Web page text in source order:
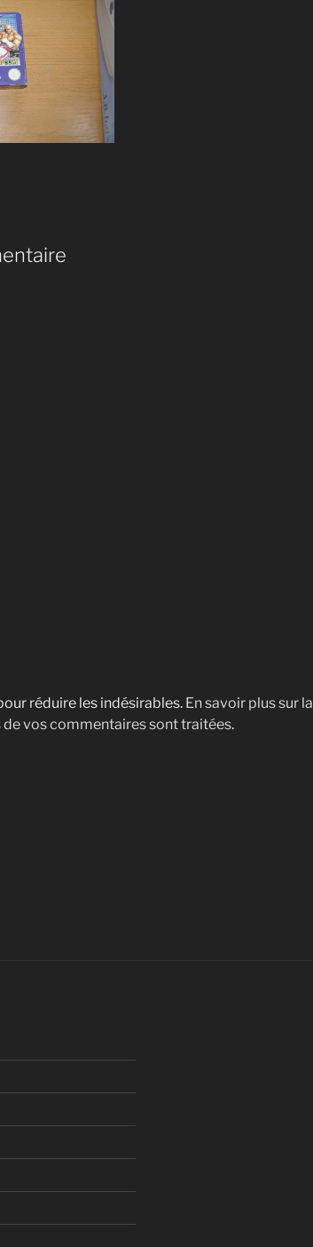
réduire les indésirables. En savoir plus sur la
vos commentaires sont traitées.